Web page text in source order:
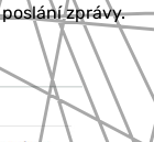
zprávy.